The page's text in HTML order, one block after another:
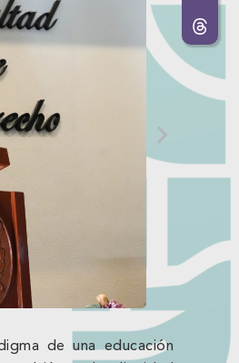
de una educación